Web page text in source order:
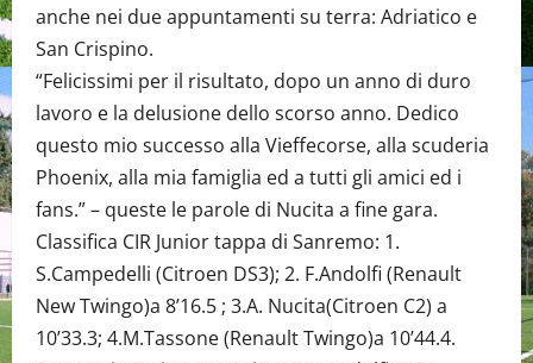
anche nei due appuntamenti su terra: Adriatico e
San Crispino.
“Felicissimi per il risultato, dopo un anno di duro
lavoro e la delusione dello scorso anno. Dedico
questo mio successo alla Vieffecorse, alla scuderia
Phoenix, alla mia famiglia ed a tutti gli amici ed i
fans.” – queste le parole di Nucita a fine gara.
Classifica CIR Junior tappa di Sanremo: 1.
S.Campedelli (Citroen DS3); 2. F.Andolfi (Renault
New Twingo)a 8’16.5 ; 3.A. Nucita(Citroen C2) a
10’33.3; 4.M.Tassone (Renault Twingo)a 10’44.4.